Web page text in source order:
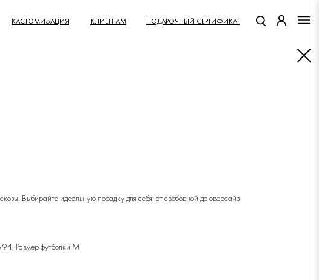
ПОДАРОЧНЫЙ СЕРТИФИКАТ
КЛИЕНТАМ
КАСТОМИЗАЦИЯ
Выбирайте идеальную посадку для себя: от свободной до оверсайз
94. Размер футболки M